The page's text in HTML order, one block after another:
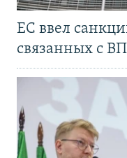
ЕС ввел
связанных с